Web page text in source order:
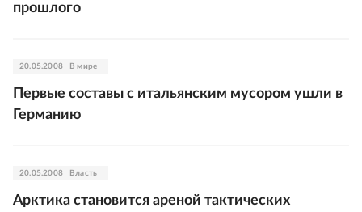
прошлого
20.05.2008 В мире
Первые составы с итальянским мусором ушли в
Германию
20.05.2008 Власть
Арктика становится ареной тактических